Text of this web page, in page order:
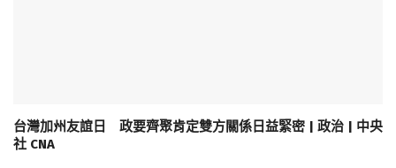
台灣加州友誼日 政要齊聚肯定雙方關係日益緊密 | 政治 | 中央
社 CNA